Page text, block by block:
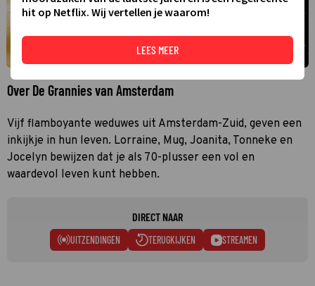
Over De Grannies van Amsterdam
Vijf flamboyante weduwes uit Amsterdam-Zuid, geven een
inkijkje in hun leven. Lorraine, Mug, Joanita, Tonneke en
Jocelyn bewijzen dat je als 70-plusser een vol en
waardevol leven kunt hebben.
DIRECT NAAR
UITZENDINGEN TERUGKIJKEN STREAMEN
hit op Netflix. Wij vertellen je waarom!
LEES MEER